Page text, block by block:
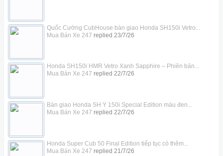
Quốc Cường CubHouse bàn giao Honda SH150i Vetro...
Mua Bán Xe 247 replied 23/7/26
Honda SH150i HMR Vetro Xanh Sapphire – Phiên bản...
Mua Bán Xe 247 replied 22/7/26
Bàn giao Honda SH Ý 150i Special Edition màu đen...
Mua Bán Xe 247 replied 22/7/26
Honda Super Cub 50 Final Edition tiếp tục có thêm...
Mua Bán Xe 247 replied 21/7/26